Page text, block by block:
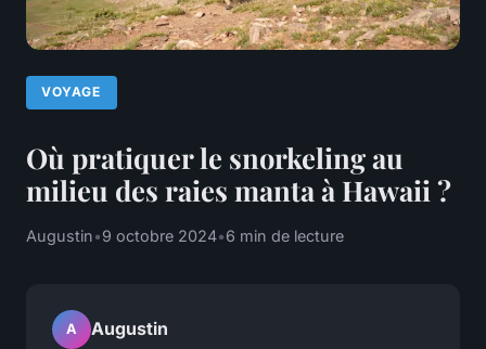
VOYAGE
Où pratiquer le snorkeling au
milieu des raies manta à Hawaii ?
Augustin•9 octobre 2024•6 min de lecture
A Augustin